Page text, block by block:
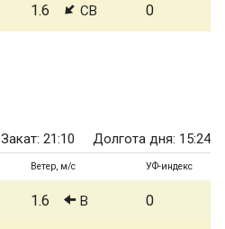
1.6 СВ 0
Закат: 21:10 Долгота дня: 15:24
Ветер, м/с УФ-индекс
1.6 В 0